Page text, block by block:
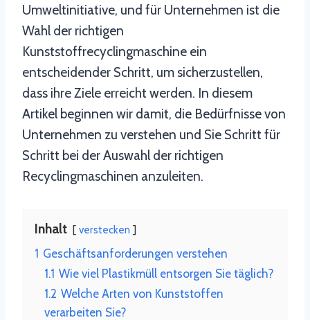
Umweltinitiative, und für Unternehmen ist die
Wahl der richtigen
Kunststoffrecyclingmaschine ein
entscheidender Schritt, um sicherzustellen,
dass ihre Ziele erreicht werden. In diesem
Artikel beginnen wir damit, die Bedürfnisse von
Unternehmen zu verstehen und Sie Schritt für
Schritt bei der Auswahl der richtigen
Recyclingmaschinen anzuleiten.
Inhalt verstecken
1 Geschäftsanforderungen verstehen
1.1 Wie viel Plastikmüll entsorgen Sie täglich?
1.2 Welche Arten von Kunststoffen
verarbeiten Sie?